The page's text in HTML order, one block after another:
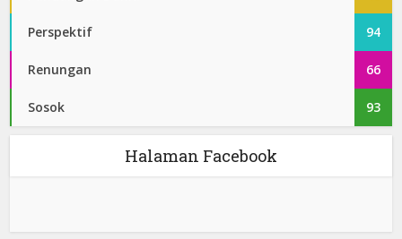
Perspektif 94
Renungan 66
Sosok 93
Halaman Facebook